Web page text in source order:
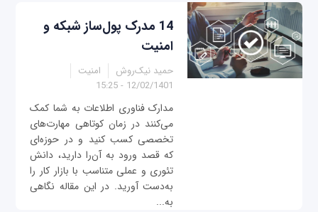
14 مدرک پول‌ساز شبکه و
امنیت
حمید نیک‌روش
امنیت
12/02/1401 - 15:25
مدارک فناوری اطلاعات به شما کمک
می‌کنند در زمان کوتاهی مهارت‌های
تخصصی کسب کنید و در حوزه‌ای
که قصد ورود به آن‌را دارید، دانش
تئوری و عملی متناسب با بازار کار را
به‌دست آورید. در این مقاله نگاهی
به...